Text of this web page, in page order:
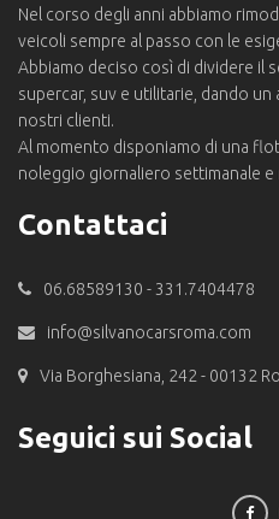
Nel corso degli anni abbiamo
veicoli sempre al passo con le
Abbiamo deciso così di dividere il
supercar, suv e utilitarie, dando
nostri clienti.
Al momento disponiamo di una
noleggio giornaliero settimanale e
Contattaci
06.68589130 - 331.7404478
info@silvanocarsroma.com
Via Borghesiana, 242 - 00132
Seguici sui Social